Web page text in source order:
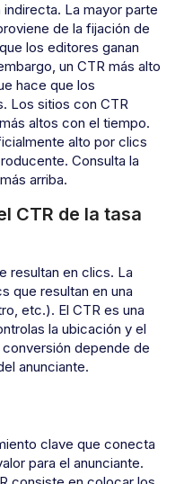
La mayor parte
de la fijación de
los editores ganan
un CTR más alto
hace que los
Los sitios con CTR
altos con el tiempo.
alto por clics
Consulta la
arriba.
CTR de la tasa
resultan en clics. La
que resultan en una
etc.). El CTR es una
la ubicación y el
depende de
anunciante.
clave que conecta
para el anunciante.